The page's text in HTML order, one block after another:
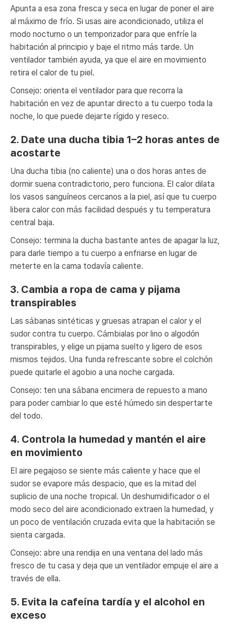
Apunta a esa zona fresca y seca en lugar de poner el aire
al máximo de frío. Si usas aire acondicionado, utiliza el
modo nocturno o un temporizador para que enfríe la
habitación al principio y baje el ritmo más tarde. Un
ventilador también ayuda, ya que el aire en movimiento
retira el calor de tu piel.
Consejo: orienta el ventilador para que recorra la
habitación en vez de apuntar directo a tu cuerpo toda la
noche, lo que puede dejarte rígido y reseco.
2. Date una ducha tibia 1–2 horas antes de
acostarte
Una ducha tibia (no caliente) una o dos horas antes de
dormir suena contradictorio, pero funciona. El calor dilata
los vasos sanguíneos cercanos a la piel, así que tu cuerpo
libera calor con más facilidad después y tu temperatura
central baja.
Consejo: termina la ducha bastante antes de apagar la luz,
para darle tiempo a tu cuerpo a enfriarse en lugar de
meterte en la cama todavía caliente.
3. Cambia a ropa de cama y pijama
transpirables
Las sábanas sintéticas y gruesas atrapan el calor y el
sudor contra tu cuerpo. Cámbialas por lino o algodón
transpirables, y elige un pijama suelto y ligero de esos
mismos tejidos. Una funda refrescante sobre el colchón
puede quitarle el agobio a una noche cargada.
Consejo: ten una sábana encimera de repuesto a mano
para poder cambiar lo que esté húmedo sin despertarte
del todo.
4. Controla la humedad y mantén el aire
en movimiento
El aire pegajoso se siente más caliente y hace que el
sudor se evapore más despacio, que es la mitad del
suplicio de una noche tropical. Un deshumidificador o el
modo seco del aire acondicionado extraen la humedad, y
un poco de ventilación cruzada evita que la habitación se
sienta cargada.
Consejo: abre una rendija en una ventana del lado más
fresco de tu casa y deja que un ventilador empuje el aire a
través de ella.
5. Evita la cafeína tardía y el alcohol en
exceso